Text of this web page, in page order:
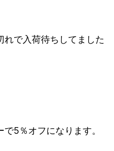
れで入荷待ちしてました
5％オフになります。